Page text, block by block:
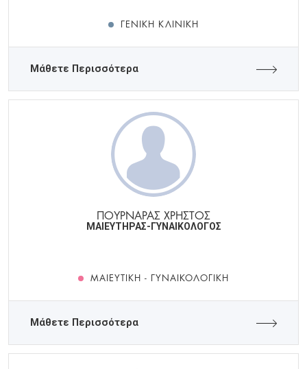
ΓΕΝΙΚΉ ΚΛΙΝΙΚΉ
Μάθετε Περισσότερα
ΠΟΥΡΝΑΡΑΣ ΧΡΗΣΤΟΣ
ΜΑΙΕΥΤΗΡΑΣ-ΓΥΝΑΙΚΟΛΟΓΟΣ
ΜΑΙΕΥΤΙΚΉ - ΓΥΝΑΙΚΟΛΟΓΙΚΉ
Μάθετε Περισσότερα